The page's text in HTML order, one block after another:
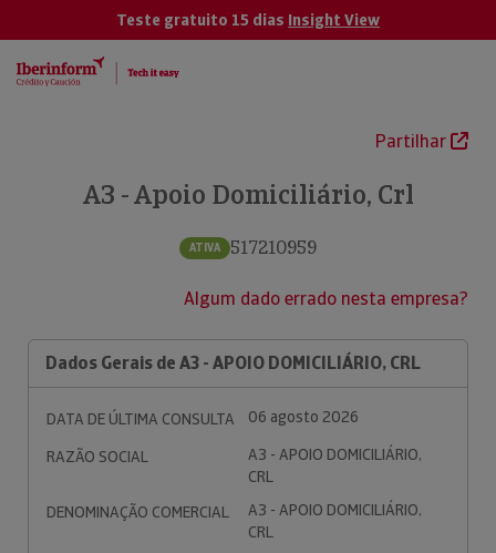
Teste gratuito 15 dias Insight View
Partilhar
A3 - Apoio Domiciliário, Crl
ATIVA 517210959
Algum dado errado nesta empresa?
Dados Gerais de A3 - APOIO DOMICILIÁRIO, CRL
DATA DE ÚLTIMA CONSULTA
06 agosto 2026
RAZÃO SOCIAL
A3 - APOIO DOMICILIÁRIO,
CRL
DENOMINAÇÃO COMERCIAL
A3 - APOIO DOMICILIÁRIO,
CRL